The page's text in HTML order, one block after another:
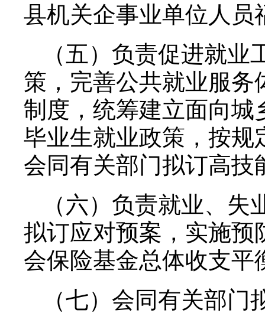
县机关企事业单位人员
（五）负责促进就
策，完善公共就业服务
制度，统筹建立面向城
毕业生就业政策，按规
会同有关部门拟订高技
（六）负责就业、
拟订应对预案，实施预
会保险基金总体收支平
（七）会同有关部